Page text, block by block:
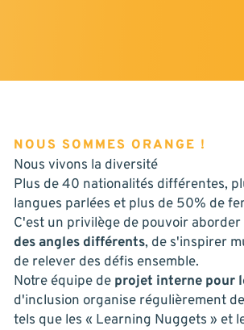
NOUS SOMMES ORANGE !
Nous vivons la diversité
Plus de 40 nationalités différentes,
langues parlées et plus de 50% de
C'est un privilège de pouvoir aborder
des angles différents, de s'inspirer
de relever des défis ensemble.
Notre équipe de projet interne pour
d'inclusion organise régulièrement
tels que les « Learning Nuggets » et